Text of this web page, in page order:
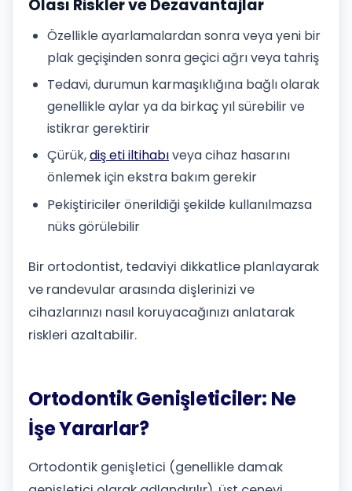
Olası Riskler ve Dezavantajlar
Özellikle ayarlamalardan sonra veya yeni bir
plak geçişinden sonra geçici ağrı veya tahriş
Tedavi, durumun karmaşıklığına bağlı olarak
genellikle aylar ya da birkaç yıl sürebilir ve
istikrar gerektirir
Çürük,diş eti iltihabıveya cihaz hasarını
önlemek için ekstra bakım gerekir
Pekiştiriciler önerildiği şekilde kullanılmazsa
nüks görülebilir
Bir ortodontist, tedaviyi dikkatlice planlayarak
ve randevular arasında dişlerinizi ve
cihazlarınızı nasıl koruyacağınızı anlatarak
riskleri azaltabilir.
Ortodontik Genişleticiler: Ne
İşe Yararlar?
Ortodontik genişletici (genellikle damak